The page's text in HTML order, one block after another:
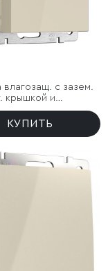
влагозащ. с зазем.
крышкой и
N (слоновая
КУПИТЬ